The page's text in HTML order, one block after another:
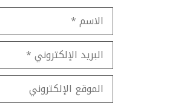
الاسم
البريد
الإلكتروني
الموقع
الإلكتروني